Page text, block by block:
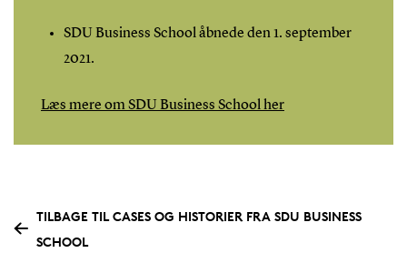
SDU Business School åbnede den 1. september
2021.
Læs mere om SDU Business School her
TILBAGE TIL CASES OG HISTORIER FRA SDU BUSINESS
SCHOOL